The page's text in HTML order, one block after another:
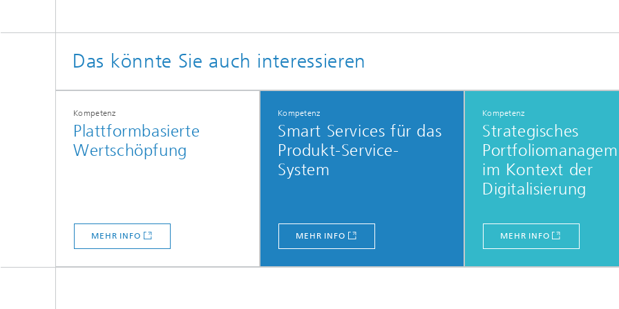
Das könnte Sie auch interessieren
Kompetenz
Plattformbasierte
Wertschöpfung
MEHR INFO
Kompetenz
Smart Services für das
Produkt-Service-
System
MEHR INFO
Kompetenz
Strategisches
im Kontext der
Digitalisierung
MEHR INFO